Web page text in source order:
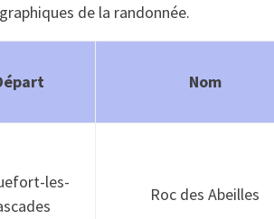
de la randonnée.
Nom
les-
Roc des Abeilles